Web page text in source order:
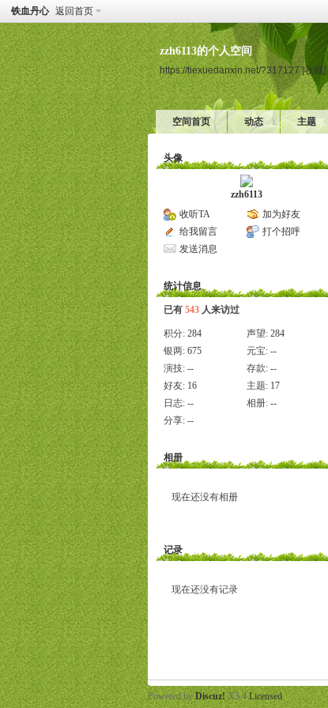
铁血丹心 返回首页
zzh6113的个人空间
https://tiexuedanxin.net/?317127 [收藏]
空间首页 动态 主题
头像
zzh6113
收听TA
加为好友
给我留言
打个招呼
发送消息
统计信息
已有 543 人来访过
积分: 284 声望: 284
银两: 675 元宝: --
演技: -- 存款: --
好友: 16 主题: 17
日志: -- 相册: --
分享: --
相册
现在还没有相册
记录
现在还没有记录
Powered byDiscuz! X3.4 Licensed